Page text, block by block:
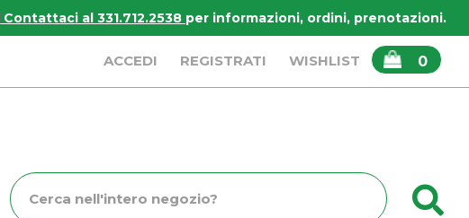
Contattaci al 331.712.2538 per informazioni, ordini, prenotazioni.
ACCEDI REGISTRATI WISHLIST 0
ARTICOLI
INSERITI
Cerca
Prodotto